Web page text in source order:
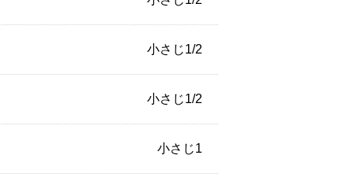
小さじ1/2
小さじ1/2
小さじ1